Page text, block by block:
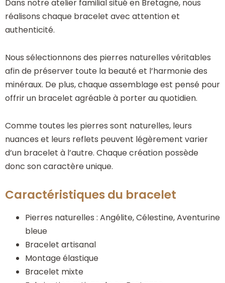
Dans notre atelier familial situé en Bretagne, nous
réalisons chaque bracelet avec attention et
authenticité.
Nous sélectionnons des pierres naturelles véritables
afin de préserver toute la beauté et l’harmonie des
minéraux. De plus, chaque assemblage est pensé pour
offrir un bracelet agréable à porter au quotidien.
Comme toutes les pierres sont naturelles, leurs
nuances et leurs reflets peuvent légèrement varier
d’un bracelet à l’autre. Chaque création possède
donc son caractère unique.
Caractéristiques du bracelet
Pierres naturelles : Angélite, Célestine, Aventurine
bleue
Bracelet artisanal
Montage élastique
Bracelet mixte